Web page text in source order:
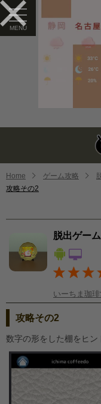
Home ゲーム攻略
攻略その2
脱出ゲー
いーちま珈琲
攻略その2
数字の形をした棚をヒン